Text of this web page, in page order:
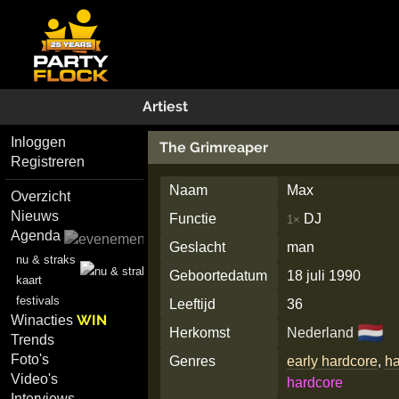
Artiest
Inloggen
Registreren
Overzicht
Nieuws
Agenda
nu & straks
kaart
festivals
WinactiesWIN
Trends
Foto's
Video's
The Grimreaper
Naam
Max
Functie
1× DJ
Geslacht
man
Geboortedatum
18 juli 1990
Leeftijd
36
Herkomst
Nederland 🇳🇱
Genres early hardcore,
hardcore